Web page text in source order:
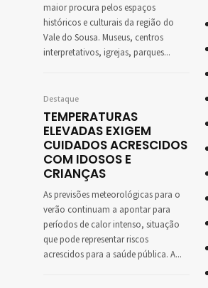
maior procura pelos espaços
históricos e culturais da região do
Vale do Sousa. Museus, centros
interpretativos, igrejas, parques...
Destaque
TEMPERATURAS
ELEVADAS EXIGEM
CUIDADOS ACRESCIDOS
COM IDOSOS E
CRIANÇAS
As previsões meteorológicas para o
verão continuam a apontar para
períodos de calor intenso, situação
que pode representar riscos
acrescidos para a saúde pública. A...